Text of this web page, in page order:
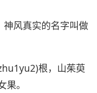
神风真实的名字叫做
根，山茱萸
。